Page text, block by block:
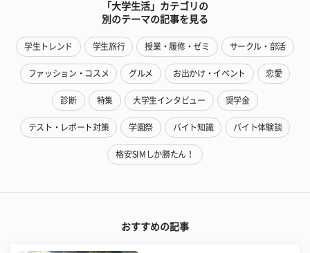
「大学生活」カテゴリの
別のテーマの記事を見る
学生トレンド 学生旅行 授業・履修・ゼミ サークル・部活
ファッション・コスメ グルメ お出かけ・イベント 恋愛
診断 特集 大学生インタビュー 奨学金
テスト・レポート対策 学園祭 バイト知識 バイト体験談
格安SIMしか勝たん！
おすすめの記事